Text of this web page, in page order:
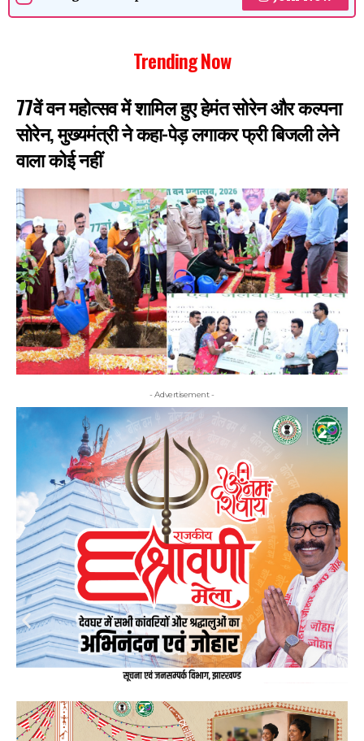
Trending Now
77वें वन महोत्सव में शामिल हुए हेमंत सोरेन और कल्पना
सोरेन, मुख्यमंत्री ने कहा-पेड़ लगाकर फ्री बिजली लेने
वाला कोई नहीं
- Advertisement -